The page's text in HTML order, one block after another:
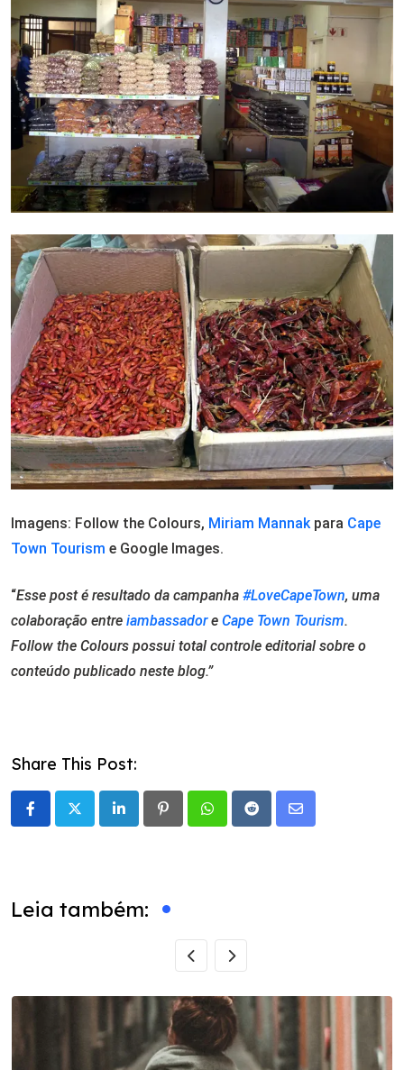
Imagens: Follow the Colours, Miriam Mannakpara Cape
Town Tourism e Google Images.
“Esse post é resultado da campanha #LoveCapeTown, uma
colaboração entre iambassadore Cape Town Tourism.
Follow the Colours possui total controle editorial sobre o
conteúdo publicado neste blog.”
Share This Post:
LinkedIn PinterestWhatsappRedditShare
Leia também: